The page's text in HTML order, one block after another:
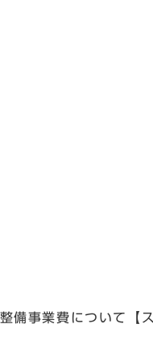
備事業費について【ス